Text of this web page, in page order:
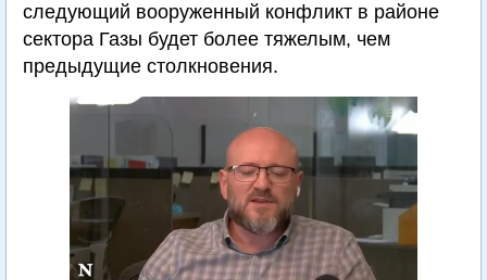
следующий вооруженный конфликт в районе
сектора Газы будет более тяжелым, чем
предыдущие столкновения.